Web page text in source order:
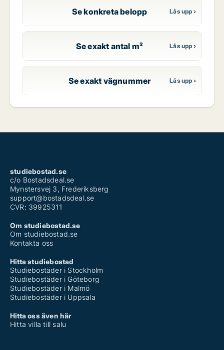
Se konkreta belopp
Se exakt antal m²
Se exakt vägnummer
studiebostad.se
c/o Bostadsdeal.se
Mynstersvej 3, Frederiksberg
support@bostadsdeal.se
CVR: 39925311
Om studiebostad.se
Om studiebostad.se
Kontakta oss
Hitta studiebostad
Studiebostäder i Stockholm
Studiebostäder i Göteborg
Studiebostäder i Malmö
Studiebostäder i Uppsala
Hitta oss även här
Hitta villa till salu